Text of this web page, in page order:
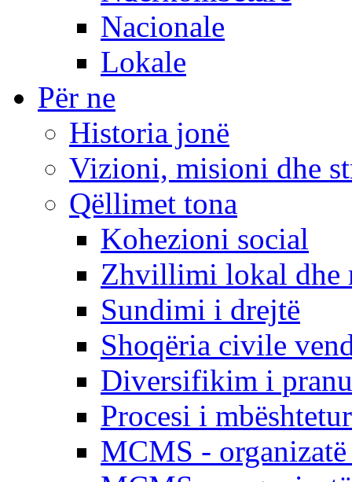
Nacionale
Lokale
Për ne
Historia jonë
Vizioni, misioni dhe
Qëllimet tona
Kohezioni social
Zhvillimi lokal dhe
Sundimi i drejtë
Shoqëria civile
Diversifikim i
Procesi i
MCMS -